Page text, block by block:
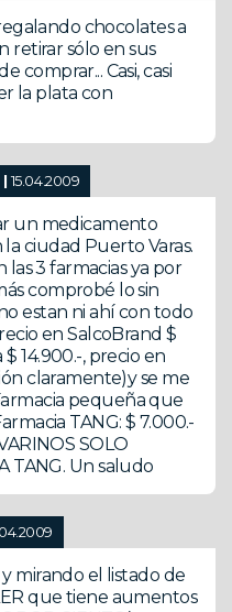
chocolates a
retirar sólo en sus
comprar... Casi, casi
la plata con
|15.04.2009
un medicamento
la ciudad Puerto Varas.
las 3 farmacias ya por
comprobé lo sin
estan ni ahí con todo
en SalcoBrand $
14.900.-, precio en
claramente)y se me
pequeña que
TANG: $ 7.000.-
SOLO
TANG. Un saludo
mirando el listado de
que tiene aumentos